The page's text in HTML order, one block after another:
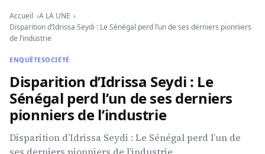
Accueil
A LA UNE
Disparition d’Idrissa Seydi : Le Sénégal perd l’un de ses derniers pionniers
de l’industrie
ENQUÊTESOCIÉTÉ
Disparition d’Idrissa Seydi : Le
Sénégal perd l’un de ses derniers
pionniers de l’industrie
Disparition d’Idrissa Seydi : Le Sénégal perd l’un de